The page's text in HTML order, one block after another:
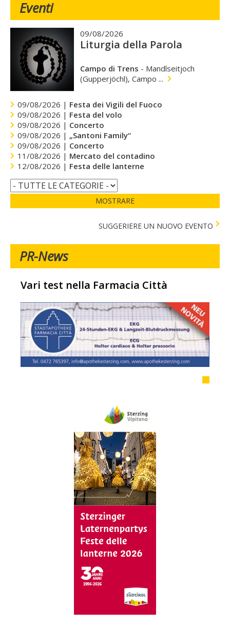
Eventi
09/08/2026
Liturgia della Parola
Campo di Trens - Mandlseitjoch
(Gupperjöchl), Campo ...
09/08/2026 | Festa dei Vigili del Fuoco
09/08/2026 | Festa del volo
09/08/2026 | Concerto
09/08/2026 | „Santoni Family“
09/08/2026 | Concerto
11/08/2026 | Mercato del contadino
12/08/2026 | Festa delle lanterne
MOSTRARE
SUGGERIERE UN NUOVO EVENTO
PR-News
Vari test nella Farmacia Città